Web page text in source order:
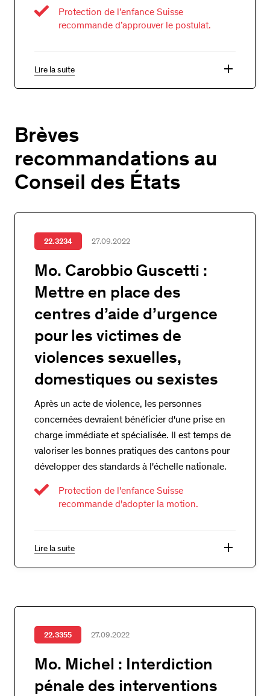
Protection de l’enfance Suisse
recommande d’approuver le postulat.
Lire la suite add
Brèves
recommandations au
Conseil des États
22.3234 27.09.2022
Mo. Carobbio Guscetti :
Mettre en place des
centres d’aide d’urgence
pour les victimes de
violences sexuelles,
domestiques ou sexistes
Après un acte de violence, les personnes
concernées devraient bénéficier d'une prise en
charge immédiate et spécialisée. Il est temps de
valoriser les bonnes pratiques des cantons pour
développer des standards à l'échelle nationale.
Protection de l'enfance Suisse
recommande d'adopter la motion.
Lire la suite add
22.3355 27.09.2022
Mo. Michel : Interdiction
pénale des interventions